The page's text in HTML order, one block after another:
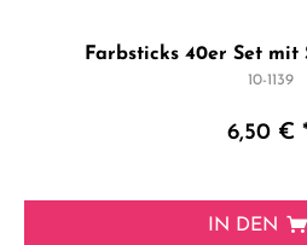
Farbsticks 40er Set mit
10-1139
6,50 €
IN DEN